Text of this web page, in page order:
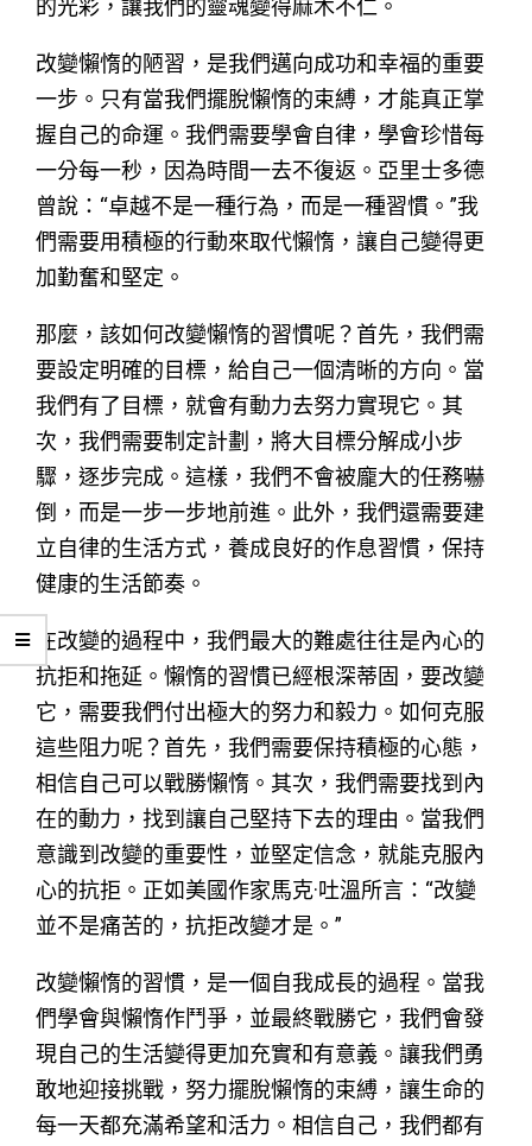
的光彩，讓我們的靈魂變得麻木不仁。
改變懶惰的陋習，是我們邁向成功和幸福的重要
一步。只有當我們擺脫懶惰的束縛，才能真正掌
握自己的命運。我們需要學會自律，學會珍惜每
一分每一秒，因為時間一去不復返。亞里士多德
曾說：“卓越不是一種行為，而是一種習慣。”我
們需要用積極的行動來取代懶惰，讓自己變得更
加勤奮和堅定。
那麼，該如何改變懶惰的習慣呢？首先，我們需
要設定明確的目標，給自己一個清晰的方向。當
我們有了目標，就會有動力去努力實現它。其
次，我們需要制定計劃，將大目標分解成小步
驟，逐步完成。這樣，我們不會被龐大的任務嚇
倒，而是一步一步地前進。此外，我們還需要建
立自律的生活方式，養成良好的作息習慣，保持
健康的生活節奏。
在改變的過程中，我們最大的難處往往是內心的
抗拒和拖延。懶惰的習慣已經根深蒂固，要改變
它，需要我們付出極大的努力和毅力。如何克服
這些阻力呢？首先，我們需要保持積極的心態，
相信自己可以戰勝懶惰。其次，我們需要找到內
在的動力，找到讓自己堅持下去的理由。當我們
意識到改變的重要性，並堅定信念，就能克服內
心的抗拒。正如美國作家馬克·吐溫所言：“改變
並不是痛苦的，抗拒改變才是。”
改變懶惰的習慣，是一個自我成長的過程。當我
們學會與懶惰作鬥爭，並最終戰勝它，我們會發
現自己的生活變得更加充實和有意義。讓我們勇
敢地迎接挑戰，努力擺脫懶惰的束縛，讓生命的
每一天都充滿希望和活力。相信自己，我們都有